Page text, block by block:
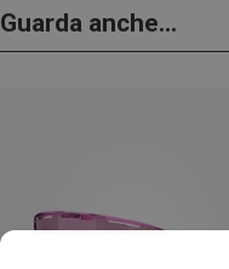
Guarda anche...